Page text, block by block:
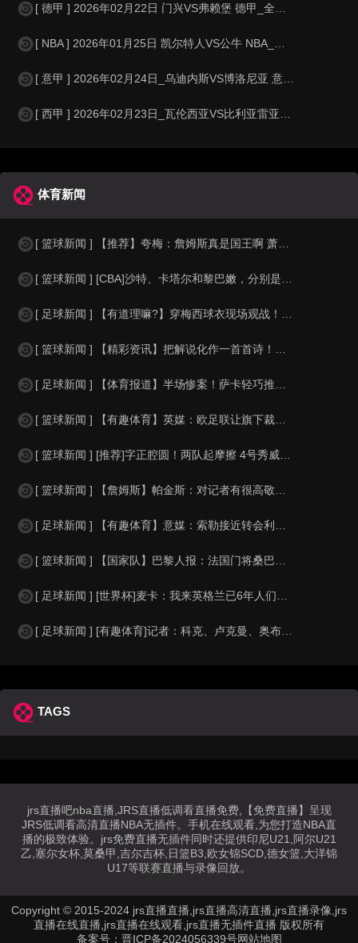
[ 德甲 ] 2026年02月22日 门兴VS弗赖堡 德甲_全场录像【视频
[ NBA ] 2026年01月25日 凯尔特人VS公牛 NBA_全场录像【
[ 意甲 ] 2026年02月24日_乌迪内斯VS博洛尼亚 意甲录像_全场
[ 西甲 ] 2026年02月23日_瓦伦西亚VS比利亚雷亚尔 西甲录像_
体育新闻
[ 篮球新闻 ] 【推荐】夸梅：詹姆斯真是国王啊 萧华都得听他的 新赛季日程安
[ 篮球新闻 ] [CBA]沙特、卡塔尔和黎巴嫩，分别是什么水平？
[ 足球新闻 ] 【有道理嘛?】穿梅西球衣现场观战！马思纯晒照：终究是人生，不
[ 篮球新闻 ] 【精彩资讯】把解说化作一首首诗！贺炜本届世界杯金句合集
[ 足球新闻 ] 【体育报道】半场惨案！萨卡轻巧推射双响，英格兰4-0领先法国
[ 篮球新闻 ] 【有趣体育】英媒：欧足联让旗下裁判避免像世界杯一样，用VAR
[ 篮球新闻 ] [推荐]字正腔圆！两队起摩擦 4号秀威尔逊大声嘲讽卡卢马:W
[ 篮球新闻 ] 【詹姆斯】帕金斯：对记者有很高敬意 Windhorst绝不是
[ 足球新闻 ] 【有趣体育】意媒：索勒接近转会利兹联，乌迪内斯有意米兰后卫F
[ 篮球新闻 ] 【国家队】巴黎人报：法国门将桑巴小腿受伤，提前结束了训练
[ 足球新闻 ] [世界杯]麦卡：我来英格兰已6年人们对我很好，但和英格兰的比
[ 足球新闻 ] [有趣体育]记者：科克、卢克曼、奥布拉克参加马竞训练，卡尔多
TAGS
jrs直播吧nba直播,JRS直播低调看直播免费,【免费直播】呈现
JRS低调看高清直播NBA无插件。手机在线观看,为您打造NBA直
播的极致体验。jrs免费直播无插件同时还提供印尼U21,阿尔U21
乙,塞尔女杯,莫桑甲,吉尔吉杯,日篮B3,欧女锦SCD,德女篮,大洋锦
U17等联赛直播与录像回放。
Copyright © 2015-2024 jrs直播直播,jrs直播高清直播,jrs直播录像,jrs
直播在线直播,jrs直播在线观看,jrs直播无插件直播 版权所有
备案号： 晋ICP备2024056339号网站地图